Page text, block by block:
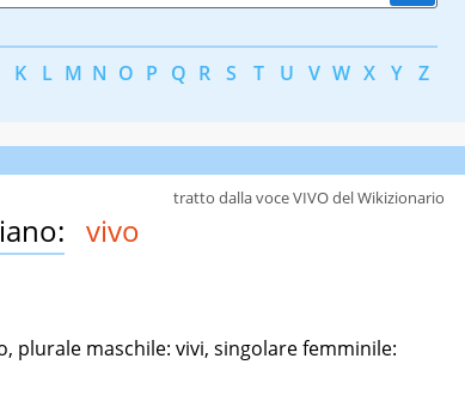
K L M N O P Q R S T U V W X Y Z
vivo
plurale maschile: vivi, singolare femminile:
tratto dalla voce VIVO del Wikizionario